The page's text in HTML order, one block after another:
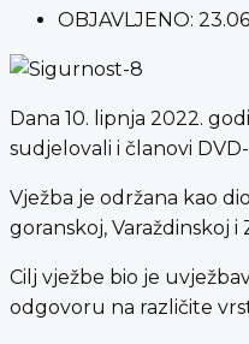
OBJAVLJENO:
Dana 10. lipnja 2022.
sudjelovali i članovi
Vježba je održana kao
goranskoj, Varaždinskoj
Cilj vježbe bio je
odgovoru na različite